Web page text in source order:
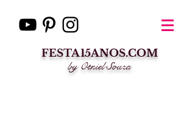
FESTA15ANOS.COM
by Otniel Souza